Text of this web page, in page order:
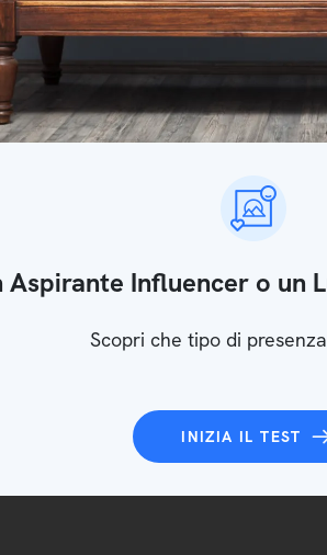
Aspirante Influencer o un
Scopri che tipo di
INIZIA IL TEST